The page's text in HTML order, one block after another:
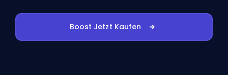
Boost Jetzt Kaufen